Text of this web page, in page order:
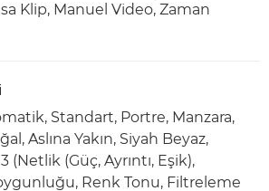
Klip, Manuel Video, Zaman
Standart, Portre, Manzara,
Aslına Yakın, Siyah Beyaz,
(Netlik (Güç, Ayrıntı, Eşik),
Renk Tonu, Filtreleme